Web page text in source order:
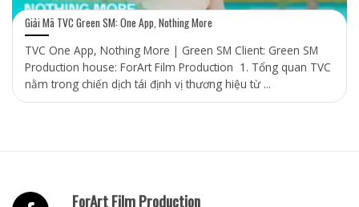
Giải Mã TVC Green SM: One App, Nothing More
TVC One App, Nothing More | Green SM Client: Green SM
Production house: ForArt Film Production 1. Tổng quan TVC
nằm trong chiến dịch tái định vị thương hiệu từ ...
ForArt Film Production